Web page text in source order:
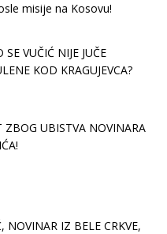
misije na Kosovu!
VUČIĆ NIJE JUČE
KOD KRAGUJEVCA?
ZBOG UBISTVA NOVINARA
NOVINAR IZ BELE CRKVE,